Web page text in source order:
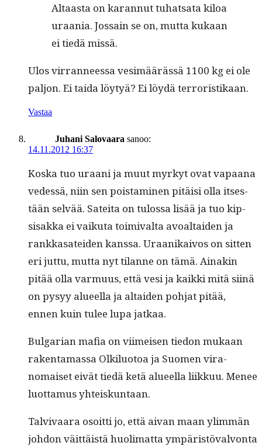
Altaas­ta on karan­nut tuhat­sa­ta kiloa
uraa­nia. Jos­sain se on, mut­ta kukaan
ei tiedä missä.
Ulos vir­ran­neessa ves­imäärässä 1100 kg ei ole
paljon. Ei tai­da löy­tyä? Ei löy­dä terroristikaan.
Vastaa
Juhani Salovaara sanoo:
14.11.2012 16:37
Kos­ka tuo uraani ja muut myrkyt ovat vapaana
vedessä, niin sen pois­t­a­mi­nen pitäisi olla itses­
tään selvää. Satei­ta on tulos­sa lisää ja tuo kip­
sisak­ka ei vaiku­ta toimi­val­ta avoal­taiden ja
rankkasatei­den kanssa. Uraanikaivos on sit­ten
eri jut­tu, mut­ta nyt tilanne on tämä. Ainakin
pitää olla var­muus, että vesi ja kaik­ki mitä siinä
on pysyy alueel­la ja altaiden poh­jat pitää,
ennen kuin tulee lupa jatkaa.
Bul­gar­i­an mafia on viimeisen tiedon mukaan
rak­en­ta­mas­sa Olk­ilu­o­toa ja Suomen vira­
nomaiset eivät tiedä ketä alueel­la liikkuu. Menee
luot­ta­mus yhteiskuntaan.
Tal­vi­vaara osoit­ti jo, että aivan maan ylim­män
johdon väit­täistä huoli­mat­ta ympäristö­valvon­ta